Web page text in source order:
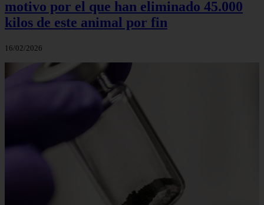
motivo por el que han eliminado 45.000
kilos de este animal por fin
16/02/2026